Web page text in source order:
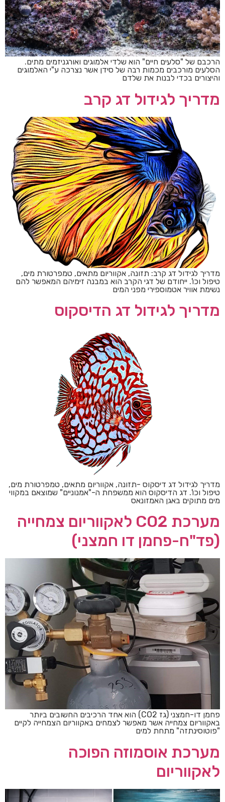
הרכבם של "סלעים חיים" הוא שלדי אלמוגים ואורגניזמים מתים.
הסלעים מורכבים מכמות רבה של סידן אשר נצרכה ע"י האלמוגים
והיצורים בכדי לבנות את שלדם
מדריך לגידול דג קרב
מדריך לגידול דג קרב: תזונה, אקווריום מתאים, טמפרטורת מים,
טיפול וכו'. ייחודם של דגי הקרב הוא במבנה זימיהם המאפשר להם
נשימת אוויר אטמוספירי מפני המים
מדריך לגידול דג הדיסקוס
מדריך לגידול דג דיסקוס -תזונה, אקווריום מתאים, טמפרטורת מים,
טיפול וכו'. דג הדיסקוס הוא ממשפחת ה-"אמנוניים" שמוצאם במקווי
מים מתוקים באגן האמזונאס
מערכת CO2 לאקווריום צמחייה
(פד"ח-פחמן דו חמצני)
פחמן דו-חמצני (גז CO2) הוא אחד הרכיבים החשובים ביותר
באקווריום צמחייה אשר מאפשר לצמחים באקווריום הצמחייה לקיים
"פוטוסינתזה" מתחת למים
מערכת אוסמוזה הפוכה
לאקווריום